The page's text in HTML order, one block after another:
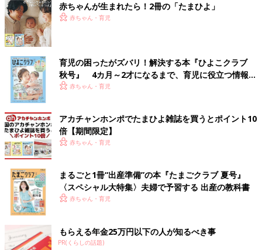
赤ちゃんが生まれたら！2冊の「たまひよ」
赤ちゃん・育児
育児の困ったがズバリ！解決する本『ひよこクラブ
秋号』 4カ月～2才になるまで、育児に役立つ情報が
いっぱい！
赤ちゃん・育児
アカチャンホンポでたまひよ雑誌を買うとポイント10
倍【期間限定】
赤ちゃん・育児
まるごと1冊“出産準備”の本『たまごクラブ 夏号』
〈スペシャル大特集〉夫婦で予習する 出産の教科書
赤ちゃん・育児
もらえる年金25万円以下の人が知るべき事
PR(くらしの話題)